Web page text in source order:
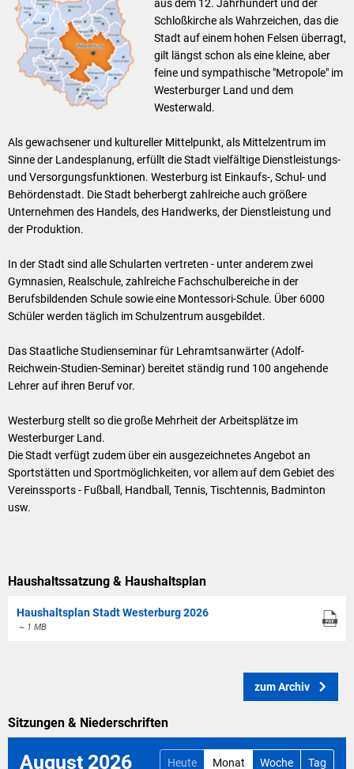
aus dem 12. Jahrhundert und der
Schloßkirche als Wahrzeichen, das die
Stadt auf einem hohen Felsen überragt,
gilt längst schon als eine kleine, aber
feine und sympathische "Metropole" im
Westerburger Land und dem
Westerwald.
Als gewachsener und kultureller Mittelpunkt, als Mittelzentrum im
Sinne der Landesplanung, erfüllt die Stadt vielfältige Dienstleistungs-
und Versorgungsfunktionen. Westerburg ist Einkaufs-, Schul- und
Behördenstadt. Die Stadt beherbergt zahlreiche auch größere
Unternehmen des Handels, des Handwerks, der Dienstleistung und
der Produktion.
In der Stadt sind alle Schularten vertreten - unter anderem zwei
Gymnasien, Realschule, zahlreiche Fachschulbereiche in der
Berufsbildenden Schule sowie eine Montessori-Schule. Über 6000
Schüler werden täglich im Schulzentrum ausgebildet.
Das Staatliche Studienseminar für Lehramtsanwärter (Adolf-
Reichwein-Studien-Seminar) bereitet ständig rund 100 angehende
Lehrer auf ihren Beruf vor.
Westerburg stellt so die große Mehrheit der Arbeitsplätze im
Westerburger Land.
Die Stadt verfügt zudem über ein ausgezeichnetes Angebot an
Sportstätten und Sportmöglichkeiten, vor allem auf dem Gebiet des
Vereinssports - Fußball, Handball, Tennis, Tischtennis, Badminton
usw.
Haushaltssatzung & Haushaltsplan
Haushaltsplan Stadt Westerburg 2026
~ 1 MB
zum Archiv
Sitzungen & Niederschriften
August 2026 Heute Monat Woche Tag